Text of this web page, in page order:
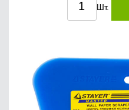
Шт.